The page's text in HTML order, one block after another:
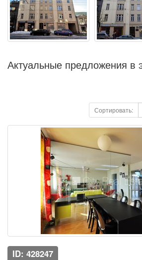
Актуальные предложения в
Сортировать:
ID: 428247